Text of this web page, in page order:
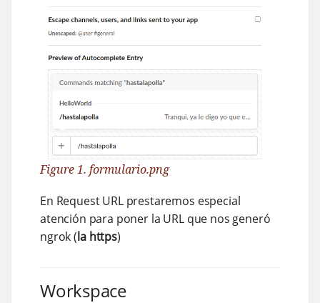
Figure 1. formulario.png
En Request URL prestaremos especial
atención para poner la URL que nos generó
ngrok (la https)
Workspace